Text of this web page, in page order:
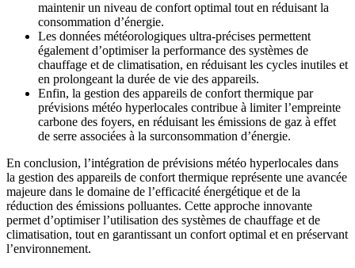
maintenir un niveau de confort optimal tout en réduisant la
consommation d’énergie.
Les données météorologiques ultra-précises permettent
également d’optimiser la performance des systèmes de
chauffage et de climatisation, en réduisant les cycles inutiles et
en prolongeant la durée de vie des appareils.
Enfin, la gestion des appareils de confort thermique par
prévisions météo hyperlocales contribue à limiter l’empreinte
carbone des foyers, en réduisant les émissions de gaz à effet
de serre associées à la surconsommation d’énergie.
En conclusion, l’intégration de prévisions météo hyperlocales dans
la gestion des appareils de confort thermique représente une avancée
majeure dans le domaine de l’efficacité énergétique et de la
réduction des émissions polluantes. Cette approche innovante
permet d’optimiser l’utilisation des systèmes de chauffage et de
climatisation, tout en garantissant un confort optimal et en préservant
l’environnement.